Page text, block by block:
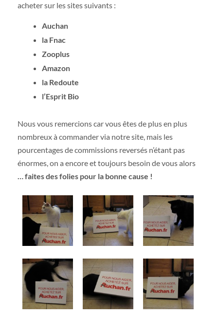
acheter sur les sites suivants :
Auchan
la Fnac
Zooplus
Amazon
la Redoute
l’Esprit Bio
Nous vous remercions car vous êtes de plus en plus
nombreux à commander via notre site, mais les
pourcentages de commissions reversés n’étant pas
énormes, on a encore et toujours besoin de vous alors
… faites des folies pour la bonne cause !